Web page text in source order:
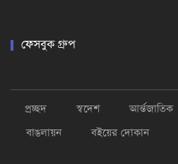
ফেসবুক গ্রুপ
প্রচ্ছদ স্বদেশ আর্ন্তজাতিক
বাঙলায়ন
বইয়ের দোকান